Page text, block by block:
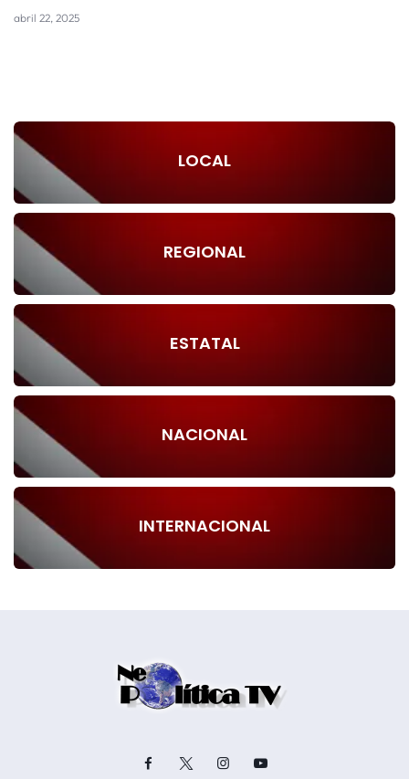
abril 22, 2025
LOCAL
REGIONAL
ESTATAL
NACIONAL
INTERNACIONAL